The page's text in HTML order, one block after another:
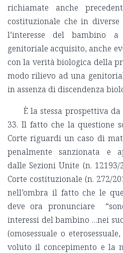
richiamate anche
costituzionale che in
l’interesse del bambino
genitoriale acquisito, anche
con la verità biologica della
modo rilievo ad una
in assenza di discendenza
È la stessa prospettiva
33. Il fatto che la questione
Corte riguardi un caso di
penalmente sanzionata e
dalle Sezioni Unite (n. 12193/
Corte costituzionale (n. 272/
nell’ombra il fatto che le
deve ora pronunciare
interessi del bambino …nei
(omosessuale o
voluto il concepimento e la